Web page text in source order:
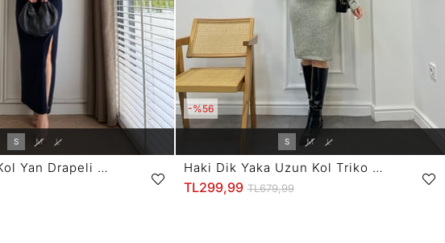
S M L
Lacivert Sıfır Kol Yan Drapeli Yırtmaçlı Elbise 314
S M L
Haki Dik Yaka Uzun Kol Triko Elbise 29339
TL299,99 TL679,99
%56